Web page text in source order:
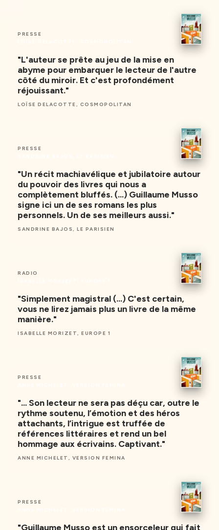
PRESSE
"L'auteur se prête au jeu de la mise en
abyme pour embarquer le lecteur de l'autre
côté du miroir. Et c'est profondément
réjouissant."
LOÏSE DELACOTTE, COSMOPOLITAN
PRESSE
"Un récit machiavélique et jubilatoire autour
du pouvoir des livres qui nous a
complètement bluffés. (...) Guillaume Musso
signe ici un de ses romans les plus
personnels. Un de ses meilleurs aussi."
SANDRINE BAJOS, LE PARISIEN
RADIO
"Simplement magistral (...) C'est certain,
vous ne lirez jamais plus un livre de la même
manière."
ISABELLE MORIZET, EUROPE 1
PRESSE
"... Son lecteur ne sera pas déçu car, outre le
rythme soutenu, l’émotion et des héros
attachants, l’intrigue est truffée de
références littéraires et rend un bel
hommage aux écrivains. Captivant."
ANNE MICHELET, VERSION FEMINA
PRESSE
"Guillaume Musso est un ensorceleur qui fait